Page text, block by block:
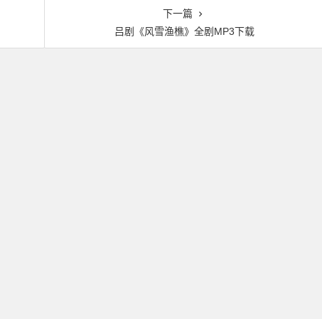
下一篇
吕剧《风雪渔樵》全剧MP3下载